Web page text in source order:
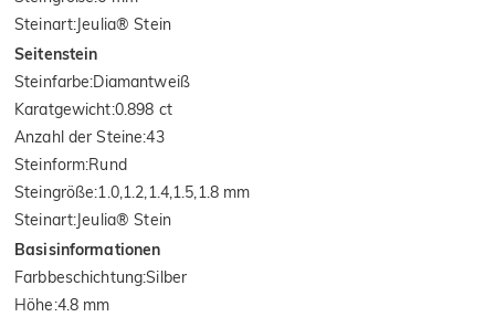
Steinart: Jeulia® Stein
Seitenstein
Steinfarbe:Diamantweiß
Karatgewicht:0.898 ct
Anzahl der Steine:43
Steinform:Rund
Steingröße:1.0,1.2,1.4,1.5,1.8 mm
Steinart: Jeulia® Stein
Basisinformationen
Farbbeschichtung:Silber
Höhe:4.8 mm